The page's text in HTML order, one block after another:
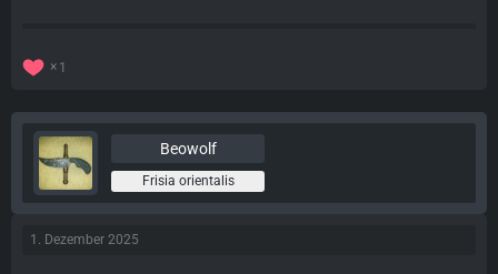
1
Beowolf
Frisia orientalis
1. Dezember 2025